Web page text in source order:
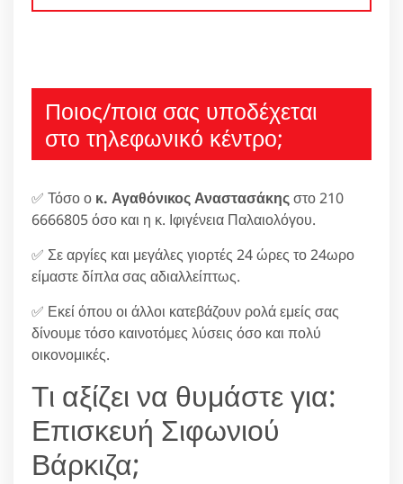
Ποιος/ποια σας υποδέχεται
στο τηλεφωνικό κέντρο;
✅ Τόσο ο κ. Αγαθόνικος Αναστασάκηςστο 210
6666805 όσο και η κ. Ιφιγένεια Παλαιολόγου.
✅ Σε αργίες και μεγάλες γιορτές 24 ώρες το 24ωρο
είμαστε δίπλα σας αδιαλλείπτως.
✅ Εκεί όπου οι άλλοι κατεβάζουν ρολά εμείς σας
δίνουμε τόσο καινοτόμες λύσεις όσο και πολύ
οικονομικές.
Τι αξίζει να θυμάστε για:
Επισκευή Σιφωνιού
Βάρκιζα;